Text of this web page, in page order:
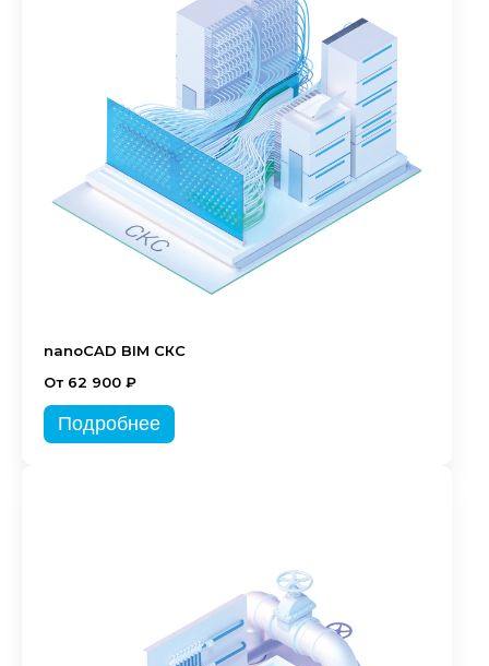
nanoCAD BIM СКС
От 62 900 ₽
Подробнее